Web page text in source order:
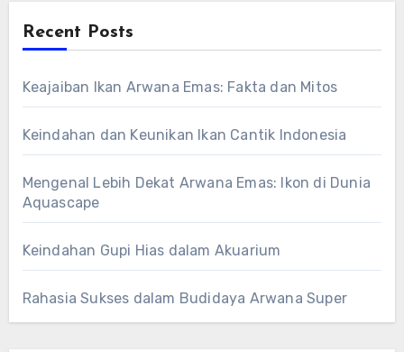
Recent Posts
Keajaiban Ikan Arwana Emas: Fakta dan Mitos
Keindahan dan Keunikan Ikan Cantik Indonesia
Mengenal Lebih Dekat Arwana Emas: Ikon di Dunia
Aquascape
Keindahan Gupi Hias dalam Akuarium
Rahasia Sukses dalam Budidaya Arwana Super